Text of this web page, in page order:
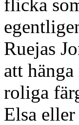
flicka
Ruejas
att
roliga
Elsa